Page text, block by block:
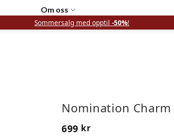
Om oss
Sommersalg med opptil -50%!
Nomination
699 kr